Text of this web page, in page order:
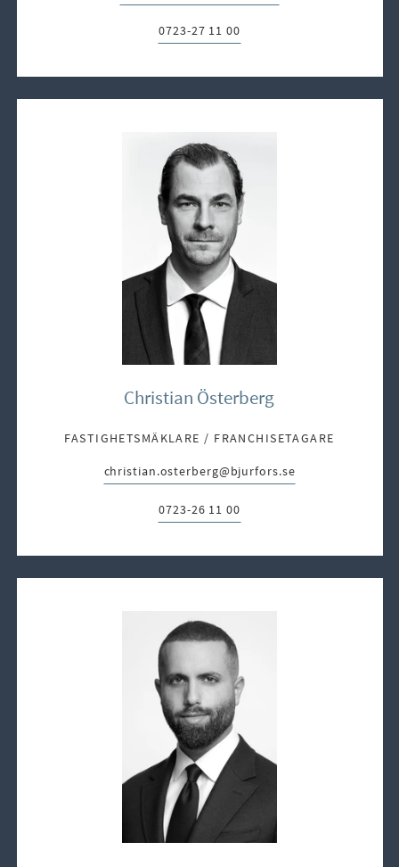
Telefon:
0723-27 11 00
Christian Österberg
FASTIGHETSMÄKLARE / FRANCHISETAGARE
E-post:
christian.osterberg@bjurfors.se
Telefon:
0723-26 11 00